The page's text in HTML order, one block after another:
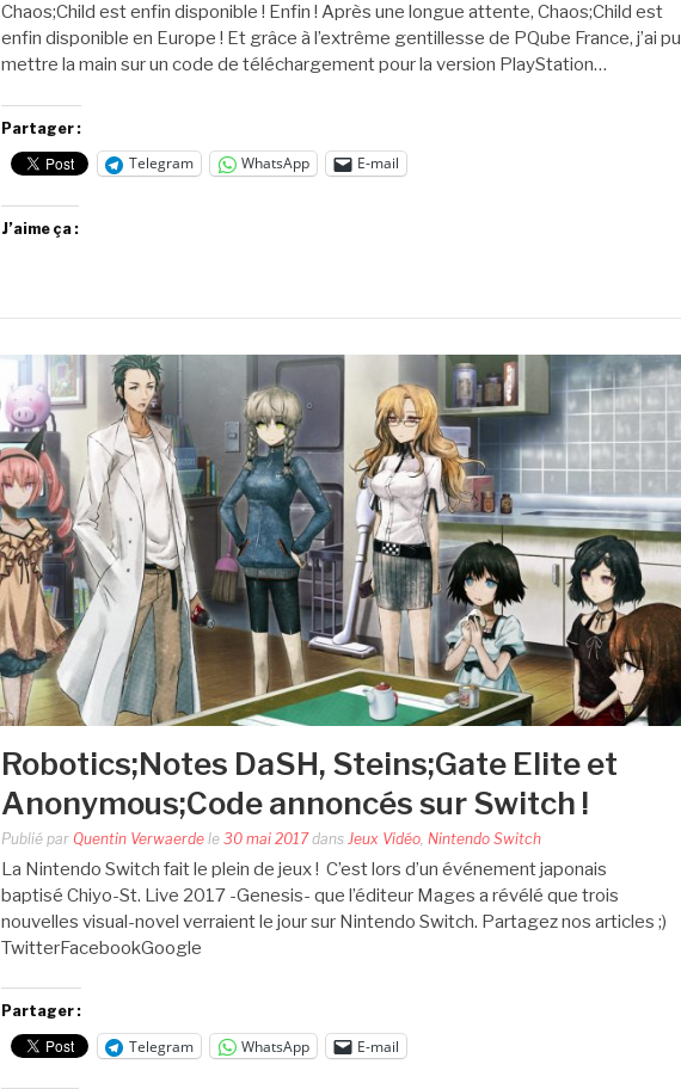
Chaos;Child est enfin disponible ! Enfin ! Après une longue attente, Chaos;Child est
enfin disponible en Europe ! Et grâce à l’extrême gentillesse de PQube France, j’ai pu
mettre la main sur un code de téléchargement pour la version PlayStation…
Partager :
Telegram WhatsApp E-mail
J’aime ça :
Robotics;Notes DaSH, Steins;Gate Elite et
Anonymous;Code annoncés sur Switch !
Publié par Quentin Verwaerde le 30 mai 2017dans Jeux Vidéo Nintendo Switch
La Nintendo Switch fait le plein de jeux ! C’est lors d’un événement japonais
baptisé Chiyo-St. Live 2017 -Genesis- que l’éditeur Mages a révélé que trois
nouvelles visual-novel verraient le jour sur Nintendo Switch. Partagez nos articles ;)
TwitterFacebookGoogle
Partager :
Telegram WhatsApp E-mail